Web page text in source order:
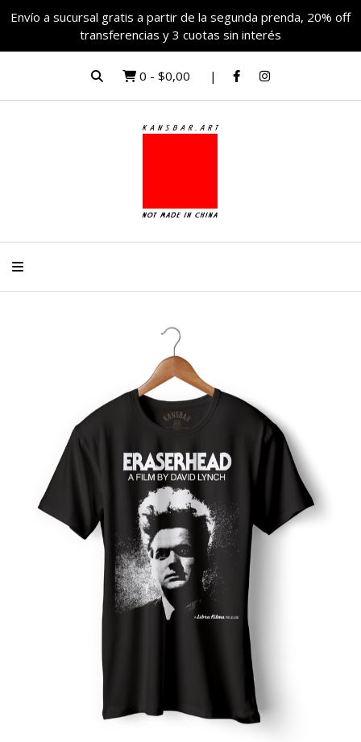
Envío a sucursal gratis a partir de la segunda prenda, 20% off
transferencias y 3 cuotas sin interés
0 - $0,00